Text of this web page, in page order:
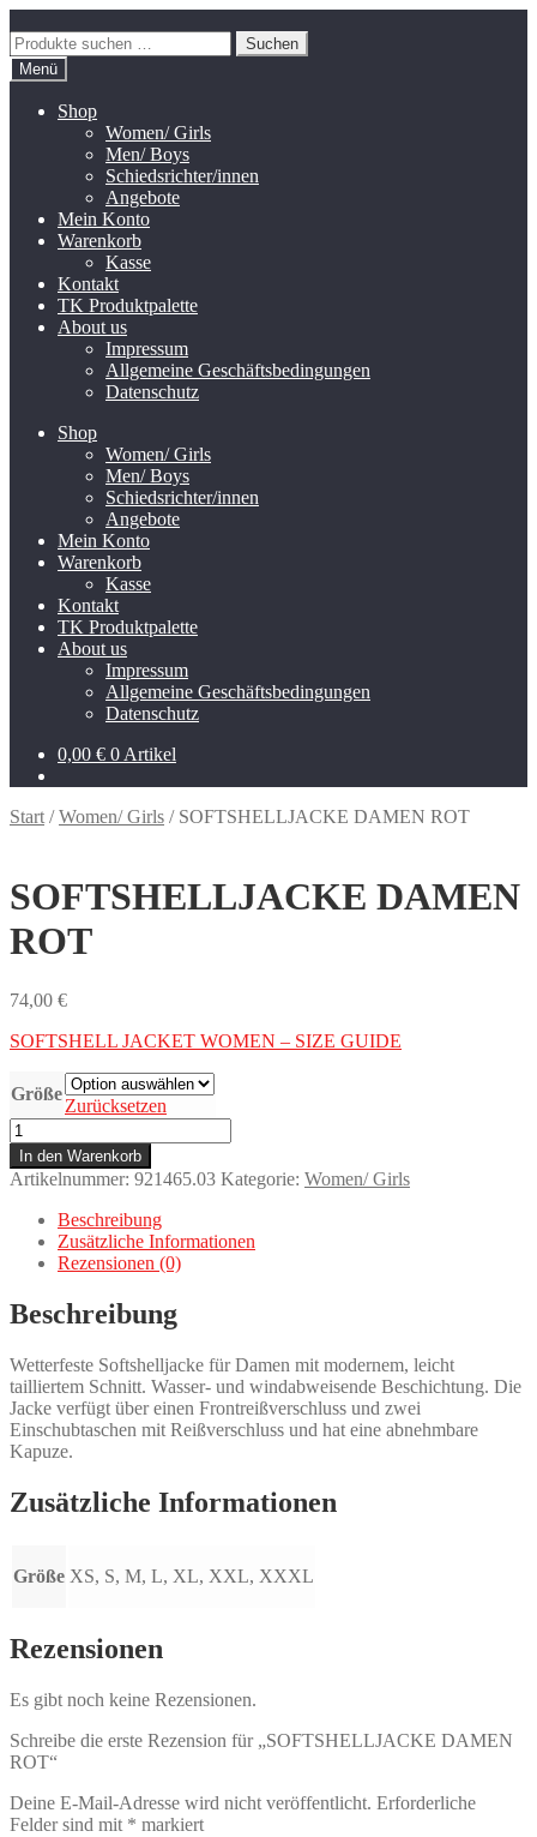
Navigation
springen
Inhalt
springen
Suchen
nach:
Suchen
Menü
Shop
Women/ Girls
Men/ Boys
Schiedsrichter/innen
Angebote
Mein Konto
Warenkorb
Kasse
Kontakt
TK Produktpalette
About us
Impressum
Allgemeine Geschäftsbedingungen
Datenschutz
Shop
Women/ Girls
Men/ Boys
Schiedsrichter/innen
Angebote
Mein Konto
Warenkorb
Kasse
Kontakt
TK Produktpalette
About us
Impressum
Allgemeine Geschäftsbedingungen
Datenschutz
0,00 € 0 Artikel
Start /Women/ Girls / SOFTSHELLJACKE DAMEN ROT
SOFTSHELLJACKE DAMEN
ROT
74,00 €
SOFTSHELL JACKET WOMEN – SIZE GUIDE
Größe
Zurücksetzen
SOFTSHELLJACKE
DAMEN
ROT
Menge
In den Warenkorb
Artikelnummer: 921465.03 Kategorie: Women/ Girls
Beschreibung
Zusätzliche Informationen
Rezensionen (0)
Beschreibung
Wetterfeste Softshelljacke für Damen mit modernem, leicht
tailliertem Schnitt. Wasser- und windabweisende Beschichtung. Die
Jacke verfügt über einen Frontreißverschluss und zwei
Einschubtaschen mit Reißverschluss und hat eine abnehmbare
Kapuze.
Zusätzliche Informationen
Größe XS, S, M, L, XL, XXL, XXXL
Rezensionen
Es gibt noch keine Rezensionen.
Schreibe die erste Rezension für „SOFTSHELLJACKE DAMEN
ROT“
Deine E-Mail-Adresse wird nicht veröffentlicht. Erforderliche
Felder sind mit * markiert